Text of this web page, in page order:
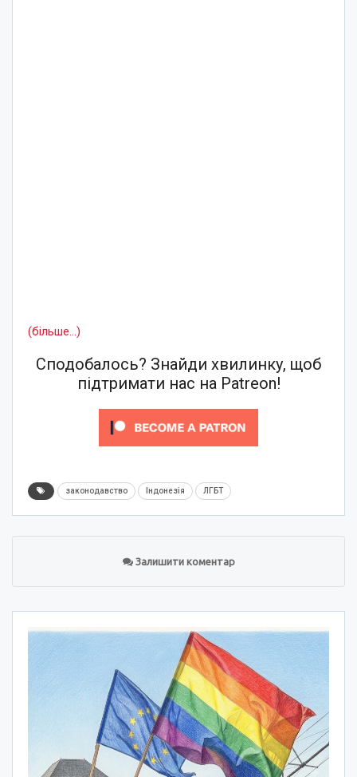
(більше…)
Сподобалось? Знайди хвилинку, щоб
підтримати нас на Patreon!
законодавство Індонезія ЛГБТ
Залишити коментар